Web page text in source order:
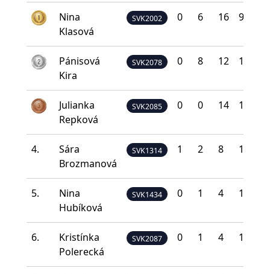
Nina
Klasová
SVK2002 0 6 16 9
Pánisová
Kira
SVK2078 0 8 12 10
Julianka
Repková
SVK2085 0 0 14 13
4.
Sára
Brozmanová
SVK1314 1 2 8 12
5.
Nina
Hubíková
SVK1434 0 1 4 16
6.
Kristínka
Polerecká
SVK2087 0 1 4 15